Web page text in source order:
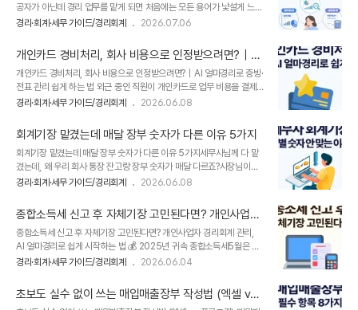
공자가 아닌데 경리 업무를 맡게 되면 처음에는 모든 용어가 낯설게 느껴
질 수 있습니다. 전표, 분개, 계정과목, 재무제표, 부가세 신고, 원천세 신
이 들기도 합니다. 특히 작은 회사에서는 경리 업무로 입사했더라도회사
규모가 커지면서 회계, 세무, 급여, 신고 업무까지 함께 맡게 되는 경우가
많습니다. 이때 가장 먼저 헷갈리는 개념이 바로 재무회계, 관리회계, 세
무회계의 차이입니다. 오늘은 초보 회계 담당자도 이해할 수 있도록기업
회계의 기본 개념과 재무회계·관리회계·세무회계의 차이를 쉽게 정리해
거래를 ..
경리·회계·세무 가이드/경리회계 2026.07.06
개인카드 경비처리, 회사 비용으로 인정받으려면?｜AI
얼마경리로 증빙·전표 관리 쉽게 하는 법
개인카드 경비처리, 회사 비용으로 인정받으려면?｜AI 얼마경리로 증빙·
전표 관리 쉽게 하는 법 외근 중인 직원이 개인카드로 업무 비용을 결제
했다면,그 비용은 회사 경비로 처리할 수 있을까요?​회사 비용으로 인정
확인해야 할 내용이 적지 않습니다.​AI 기반 경리회계 프로그램 [AI 얼마
경리]가개인카드 경비처리 시 꼭 알아야 할 핵심 내용을 정리해 드리겠습
니다.법인카드와 개인카드, 먼저 구분해야 합니다 법인카드는 일반적으
로 무기명 법인카드, 기명식 법인카드, 개인용 법인카드 세 가지로 구분
할 수 있습니다.​​1. 무기명 법인카드특징상환 주체출금 계좌이름이 새겨
개인 계좌..
경리·회계·세무 가이드/경리회계 2026.06.08
회계기장 맡겼는데 매달 장부 숫자가 다른 이유 5가지
회계기장 맡겼는데 매달 장부 숫자가 다른 이유 5가지세무사님께 다 맡
겼는데, 왜 우리 회사 통장 잔고랑 장부 숫자가 매달 다르죠?사장님이라
면 종종 세무사에게 회계기장을 맡길 텐데요. 서류를 넘기고 장부를 받아
지는 않을 거예요.​문제는 원인을 파악하기가 애매하다는 점입니다. 세무
사 잘못인지, 내가 서류를 빠뜨린 건지, 아니면 원래 장부란 이런 건지 알
수 없어 매달 불안하게 숫자를 들여다보게 됩니다. ​그런데 사실 숫자가
달라 보이는 데는 몇 가지 구조적인 이유가 있습니다. 그 이유를 알면 매
달 당황하거나 세무사에게 막연하게 따져 묻는 상황을 피할 수 있겠죠?​
는 원인..
경리·회계·세무 가이드/경리회계 2026.06.08
종합소득세 신고 후 자체기장 고민된다면? 개인사업자
경리회계 관리, AI 얼마경리로 쉽게 시작하는 법
종합소득세 신고 후 자체기장 고민된다면? 개인사업자 경리회계 관리,
AI 얼마경리로 쉽게 시작하는 법 💰 2025년 귀속 종합소득세​5월은 개
인지방소득세 및 종합소득세 신고 납부의 달입니다.따라서 이자·배당·사
1일부터 5월 31일까지 신고·납부해야 하는데요.​2025년 귀속 종합소득
세의 경우 2026년 5월 31일이 휴일이므로 2026년 6월 1일까지 신고
경리·회계·세무 가이드/경리회계 2026.06.04
초보도 실수 없이 쓰는 매입매출장부 작성법 (엑셀 vs